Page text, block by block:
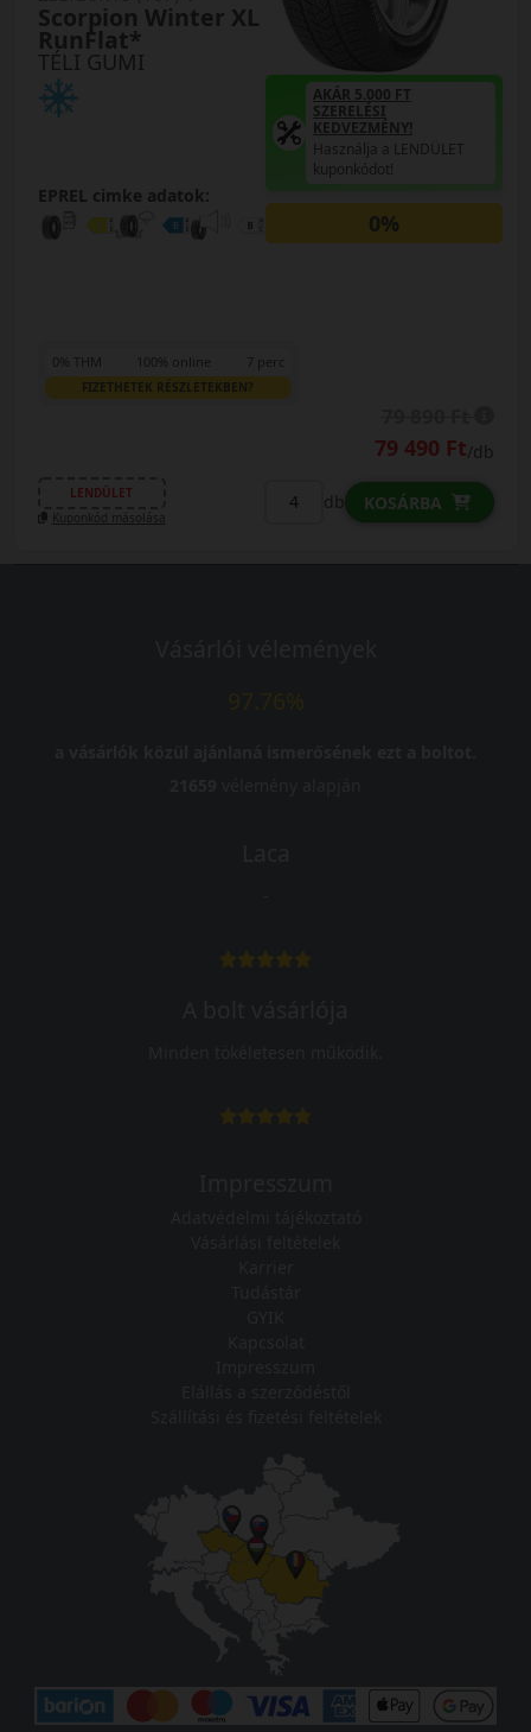
TÉLI GUMI
Scorpion Winter XL
RunFlat*
EPREL cimke adatok:
AKÁR 5.000 FT
SZERELÉSI
KEDVEZMÉNY!
Használja a LENDÜLET
kuponkódot!
0%
0% THM 100% online 7 perc
FIZETHETEK RÉSZLETEKBEN?
79 490 Ft/db
LENDÜLET
Kuponkód másolása
db KOSÁRBA